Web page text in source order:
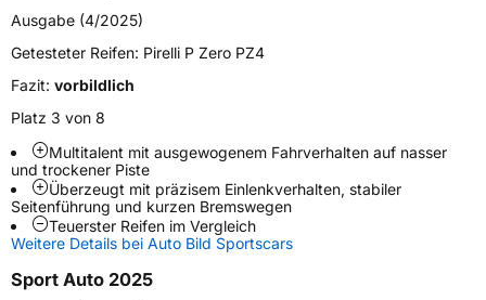
FahrzeugtypPKW
VerwendungSommerreifen
ModellnameP Zero PZ4
Fahrzeugart
Weitere Eigenschaften
SchlauchtypTL
ZustandNeureifen
Ausgabe (4/2025)
Getesteter Reifen: Pirelli P Zero PZ4
Fazit: vorbildlich
Platz 3 von 8
Multitalent mit ausgewogenem Fahrverhalten auf nasser
und trockener Piste
Überzeugt mit präzisem Einlenkverhalten, stabiler
Seitenführung und kurzen Bremswegen
Teuerster Reifen im Vergleich
Weitere Details bei Auto Bild Sportscars
Sport Auto 2025